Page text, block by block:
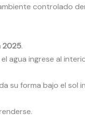
controlado
2025.
agua ingrese al
su forma bajo el sol